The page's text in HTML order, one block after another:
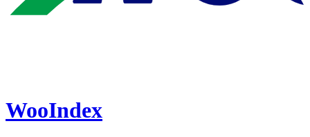
WooIndex